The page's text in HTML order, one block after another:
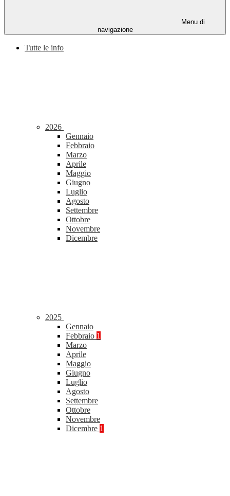
Menu di
navigazione
Tutte le info
2026
Gennaio
Febbraio
Marzo
Aprile
Maggio
Giugno
Luglio
Agosto
Settembre
Ottobre
Novembre
Dicembre
2025
Gennaio
Febbraio 1
Marzo
Aprile
Maggio
Giugno
Luglio
Agosto
Settembre
Ottobre
Novembre
Dicembre 1